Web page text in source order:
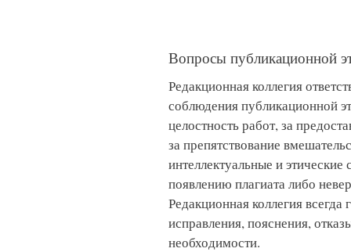
Вопросы публикационной
Редакционная коллегия
соблюдения публикационной
целостность работ, за
за препятствование
интеллектуальные и этические
появлению плагиата либо
Редакционная коллегия всегда
исправления, пояснения,
необходимости.